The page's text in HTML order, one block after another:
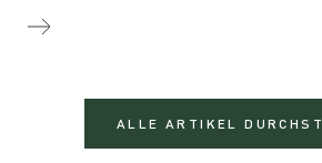
ALLE ARTIKEL